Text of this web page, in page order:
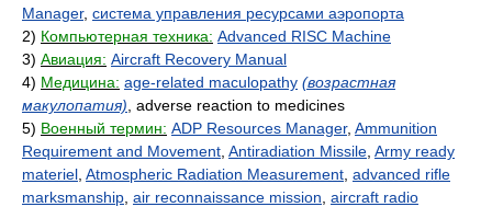
Manager, система управления ресурсами аэропорта
2) Компьютерная техника: Advanced RISC Machine
3) Авиация: Aircraft Recovery Manual
4) Медицина: age-related maculopathy (возрастная
макулопатия) , adverse reaction to medicines
5) Военный термин: ADP Resources Manager, Ammunition
Requirement and Movement Antiradiation Missile Army ready
materiel Atmospheric Radiation Measurement advanced rifle
marksmanship air reconnaissance mission aircraft radio